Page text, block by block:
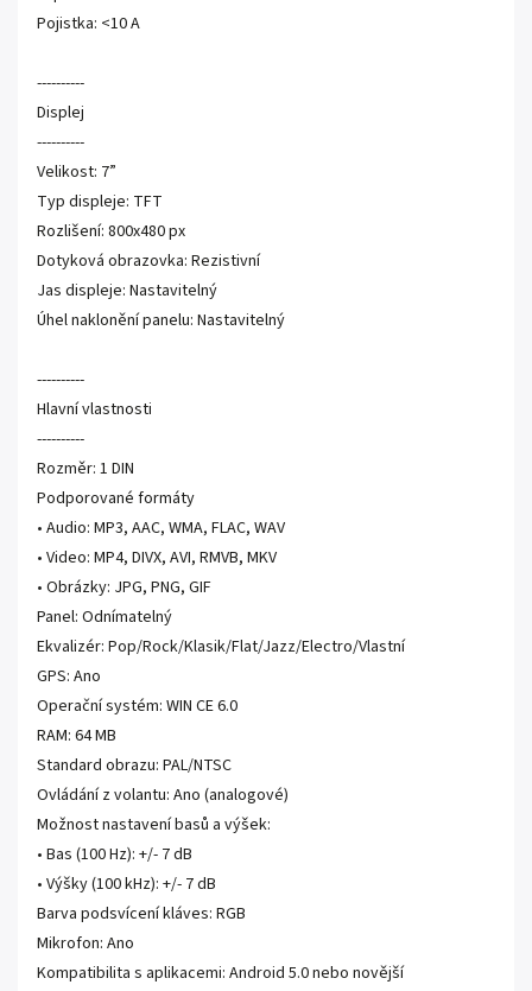
Pojistka: <10 A
----------
Displej
----------
Velikost: 7”
Typ displeje: TFT
Rozlišení: 800x480 px
Dotyková obrazovka: Rezistivní
Jas displeje: Nastavitelný
Úhel naklonění panelu: Nastavitelný
----------
Hlavní vlastnosti
----------
Rozměr: 1 DIN
Podporované formáty
• Audio: MP3, AAC, WMA, FLAC, WAV
• Video: MP4, DIVX, AVI, RMVB, MKV
• Obrázky: JPG, PNG, GIF
Panel: Odnímatelný
Ekvalizér: Pop/Rock/Klasik/Flat/Jazz/Electro/Vlastní
GPS: Ano
Operační systém: WIN CE 6.0
RAM: 64 MB
Standard obrazu: PAL/NTSC
Ovládání z volantu: Ano (analogové)
Možnost nastavení basů a výšek:
• Bas (100 Hz): +/- 7 dB
• Výšky (100 kHz): +/- 7 dB
Barva podsvícení kláves: RGB
Mikrofon: Ano
Kompatibilita s aplikacemi: Android 5.0 nebo novější